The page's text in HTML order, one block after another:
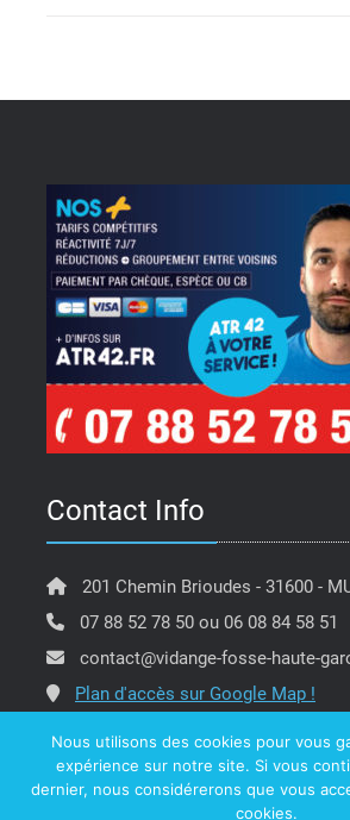
Contact Info
201 Chemin Brioudes - 31600 -
07 88 52 78 50 ou 06 08 84 58 51
contact@vidange-fosse-haute-
Plan d'accès sur Google Map !
Copyright @ ATR 42 Vidange Fosse
Nous utilisons des cookies pour vous
expérience sur notre site. Si vous
dernier, nous considérerons que vous
cookies.